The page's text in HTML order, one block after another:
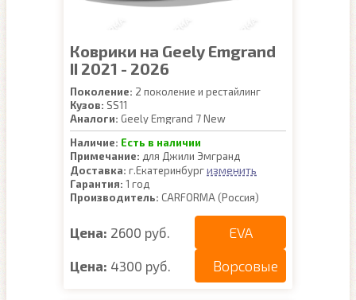
Коврики на Geely Emgrand
II 2021 - 2026
Поколение: 2 поколение и рестайлинг
Кузов: SS11
Аналоги: Geely Emgrand 7 New
Наличие: Есть в наличии
Примечание: для Джили Эмгранд
Доставка: г.Екатеринбургизменить
Гарантия: 1 год
Производитель: CARFORMA (Россия)
Цена: 2600 руб. EVA
Цена: 4300 руб. Ворсовые